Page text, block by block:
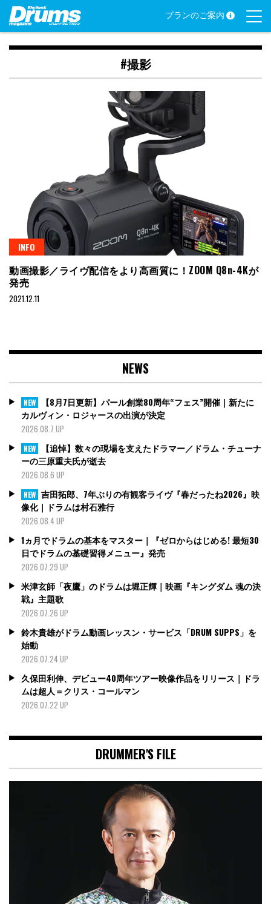
Skip
content
プランのご案内
#撮影
INFO
動画撮影／ライヴ配信をより高画質に！ZOOM Q8n-4Kが
発売
2021.12.11
NEWS
NEW
【8月7日更新】パール創業80周年“フェス”開催｜新たに
カルヴィン・ロジャースの出演が決定
2026.08.7 UP
NEW
【追悼】数々の現場を支えたドラマー／ドラム・チューナ
ーの三原重夫氏が逝去
2026.08.6 UP
NEW 吉田拓郎、7年ぶりの有観客ライヴ『春だったね2026』映
像化｜ドラムは村石雅行
2026.08.4 UP
1ヵ月でドラムの基本をマスター｜『ゼロからはじめる! 最短30
日でドラムの基礎習得メニュー』発売
2026.07.29 UP
米津玄師「夜鷹」のドラムは堀正輝｜映画『キングダム 魂の決
戦』主題歌
2026.07.26 UP
鈴木貴雄がドラム動画レッスン・サービス「DRUM SUPPS」を
始動
2026.07.24 UP
久保田利伸、デビュー40周年ツアー映像作品をリリース｜ドラ
ムは超人＝クリス・コールマン
2026.07.22 UP
DRUMMER'S FILE